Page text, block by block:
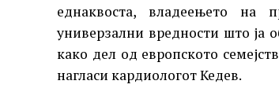
еднаквоста, владеењето на
универзални вредности што ја
како дел од европското
нагласи кардиологот Кедев.